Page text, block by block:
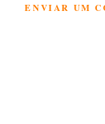
ENVIAR UM